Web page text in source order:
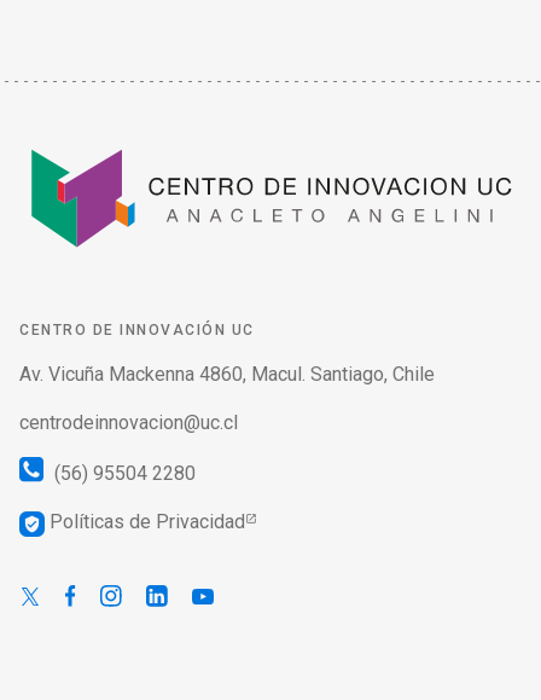
CENTRO DE INNOVACIÓN UC
Av. Vicuña Mackenna 4860, Macul. Santiago, Chile
centrodeinnovacion@uc.cl
(56) 95504 2280
verified_user Políticas de Privacidad